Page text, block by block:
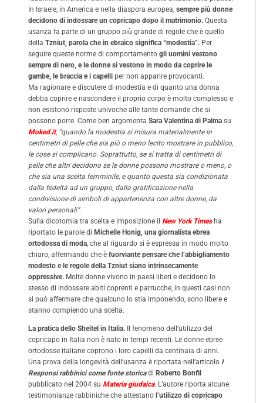
In Israele, in America e nella diaspora europea, sempre più donne
decidono di indossare un copricapo dopo il matrimonio. Questa
usanza fa parte di un gruppo più grande di regole che è quello
della Tzniut, parola che in ebraico significa “modestia”. Per
seguire queste norme di comportamento gli uomini vestono
sempre di nero, e le donne si vestono in modo da coprire le
gambe, le braccia e i capelli per non apparire provocanti.
Ma ragionare e discutere di modestia e di quanto una donna
debba coprire e nascondere il proprio corpo è molto complesso e
non esistono risposte univoche alle tante domande che si
possono porre. Come ben argomenta Sara Valentina di Palma su
Moked.it, “quando la modestia si misura materialmente in
centimetri di pelle che sia più o meno lecito mostrare in pubblico,
le cose si complicano. Soprattutto, se si tratta di centimetri di
pelle che altri decidono se le donne possono mostrare o meno, o
che sia una scelta femminile, e quanto questa sia condizionata
dalla fedeltà ad un gruppo, dalla gratificazione nella
condivisione di simboli di appartenenza con altre donne, da
valori personali”.
Sulla dicotomia tra scelta e imposizione il New York Timesha
riportato le parole di Michelle Honig, una giornalista ebrea
ortodossa di moda, che al riguardo si è espressa in modo molto
chiaro, affermando che è fuorviante pensare che l’abbigliamento
modesto e le regole della Tzniut siano intrinsecamente
oppressive. Molte donne vivono in paesi liberi e decidono lo
stesso di indossare abiti coprenti e parrucche, in questi casi non
si può affermare che qualcuno lo stia imponendo, sono libere e
stanno compiendo una scelta.
La pratica dello Sheitel in Italia. Il fenomeno dell’utilizzo del
copricapo in Italia non è nato in tempi recenti. Le donne ebree
ortodosse italiane coprono i loro capelli da centinaia di anni.
Una prova della longevità dell’usanza è riportata nell’articolo I
Responsi rabbinici come fonte storicadi Roberto Bonfil
pubblicato nel 2004 su Materia giudaica. L’autore riporta alcune
testimonianze rabbiniche che attestano l’utilizzo di copricapo